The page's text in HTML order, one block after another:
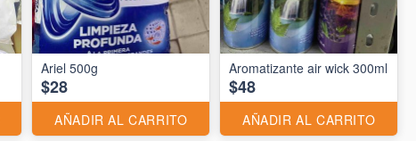
Ariel 500g
$28
AÑADIR AL CARRITO
Aromatizante air wick 300ml
$48
AÑADIR AL CARRITO